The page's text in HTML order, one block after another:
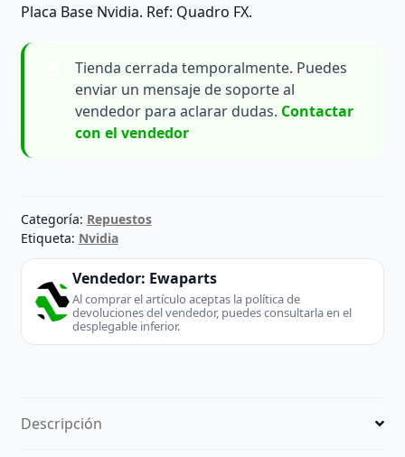
Placa Base Nvidia. Ref: Quadro FX.
Tienda cerrada temporalmente. Puedes
enviar un mensaje de soporte al
vendedor para aclarar dudas. Contactar
con el vendedor
Categoría: Repuestos
Etiqueta: Nvidia
Vendedor: Ewaparts
Al comprar el artículo aceptas la política de
devoluciones del vendedor, puedes consultarla en el
desplegable inferior.
Descripción